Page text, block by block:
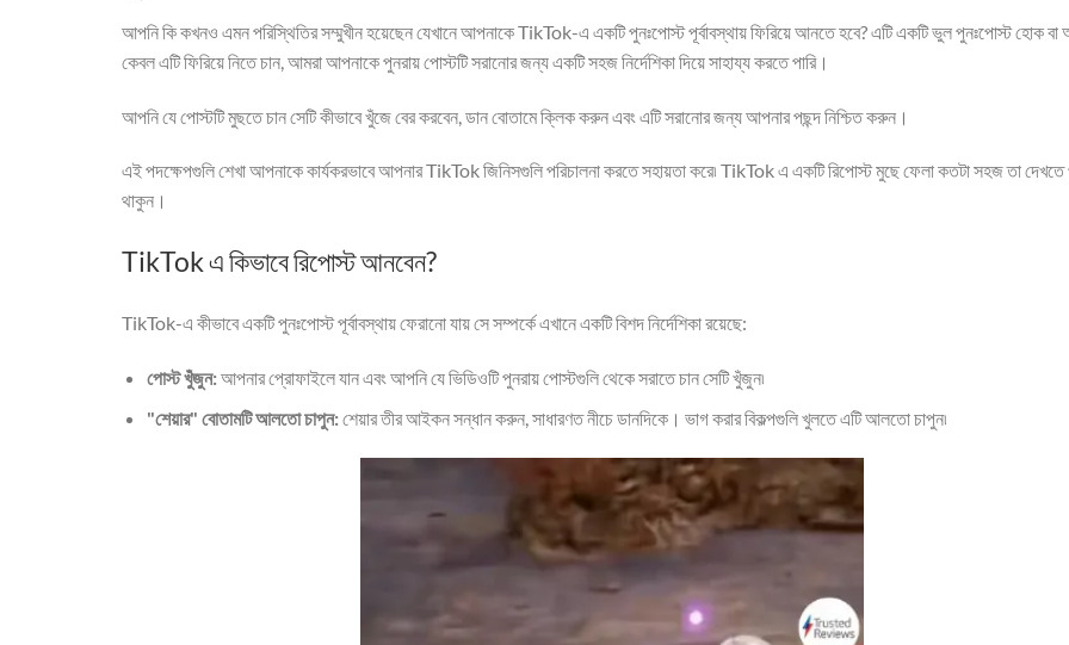
আপনি কি কখনও এমন পরিস্থিতির সম্মুখীন হয়েছেন যেখানে আপনাকে TikTok-এ একটি পুনঃপোস্ট পূর্বাবস্থায় ফিরিয়ে আনতে হবে? এটি একটি ভুল পুনঃপোস্ট হোক বা
কেবল এটি ফিরিয়ে নিতে চান, আমরা আপনাকে পুনরায় পোস্টটি সরানোর জন্য একটি সহজ নির্দেশিকা দিয়ে সাহায্য করতে পারি।
আপনি যে পোস্টটি মুছতে চান সেটি কীভাবে খুঁজে বের করবেন, ডান বোতামে ক্লিক করুন এবং এটি সরানোর জন্য আপনার পছন্দ নিশ্চিত করুন।
এই পদক্ষেপগুলি শেখা আপনাকে কার্যকরভাবে আপনার TikTok জিনিসগুলি পরিচালনা করতে সহায়তা করে৷ TikTok এ একটি রিপোস্ট মুছে ফেলা কতটা সহজ তা
থাকুন।
TikTok এ কিভাবে রিপোস্ট আনবেন?
TikTok-এ কীভাবে একটি পুনঃপোস্ট পূর্বাবস্থায় ফেরানো যায় সে সম্পর্কে এখানে একটি বিশদ নির্দেশিকা রয়েছে:
পোস্ট খুঁজুন:আপনার প্রোফাইলে যান এবং আপনি যে ভিডিওটি পুনরায় পোস্টগুলি থেকে সরাতে চান সেটি খুঁজুন৷
"শেয়ার" বোতামটি আলতো চাপুন:শেয়ার তীর আইকন সন্ধান করুন, সাধারণত নীচে ডানদিকে। ভাগ করার বিকল্পগুলি খুলতে এটি আলতো চাপুন৷